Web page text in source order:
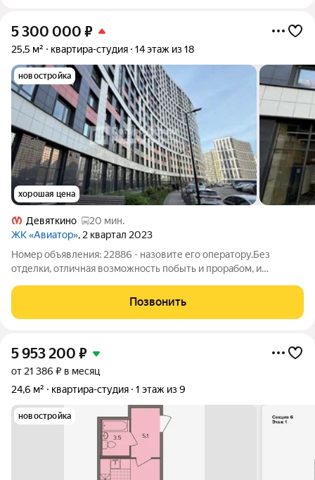
5 300 000 ₽
25,5 м² квартира-студия 14 этаж из 18
новостройка
хорошая цена
Девяткино
20 мин.
ЖК «Авиатор», 2 квартал 2023
Номер объявления: 22886 - назовите его оператору.Без
отделки, отличная возможность побыть и прорабом, и
области, до метро Девяткино 20 минут пешком. На транспорте
или самокате 5-10 минут. В 10-ти
Позвонить
5 953 200 ₽
от 21 386 ₽ в месяц
24,6 м²
квартира-студия 1 этаж из 9
новостройка